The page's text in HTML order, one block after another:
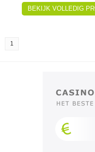
BEKIJK VOLLEDIG
1